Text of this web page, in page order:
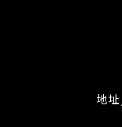
地址